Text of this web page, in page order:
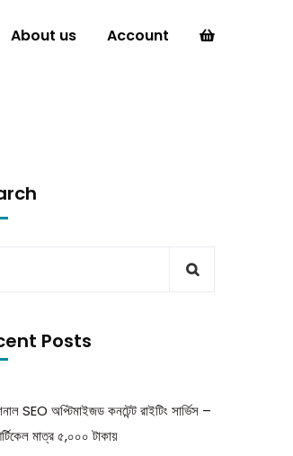
About us Account
Posts
SEO অপ্টিমাইজড কনটেন্ট রাইটিং সার্ভিস –
মাত্র ৫,০০০ টাকায়